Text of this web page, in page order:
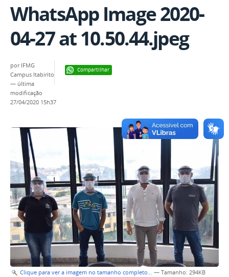
WhatsApp Image 2020-
04-27 at 10.50.44.jpeg
Compartilhar
por IFMG
Campus Itabirito
— última
modificação
27/04/2020 15h37
Clique para ver a imagem no tamanho completo… — Tamanho: 294KB